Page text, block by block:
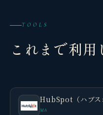
TOOLS
これまで利
HubSpot（ハブス
MA